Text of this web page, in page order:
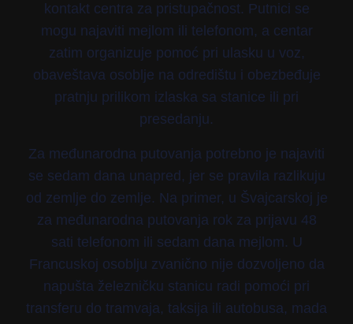
kontakt centra za pristupačnost. Putnici se
mogu najaviti mejlom ili telefonom, a centar
zatim organizuje pomoć pri ulasku u voz,
obaveštava osoblje na odredištu i obezbeđuje
pratnju prilikom izlaska sa stanice ili pri
presedanju.
Za međunarodna putovanja potrebno je najaviti
se sedam dana unapred, jer se pravila razlikuju
od zemlje do zemlje. Na primer, u Švajcarskoj je
za međunarodna putovanja rok za prijavu 48
sati telefonom ili sedam dana mejlom. U
Francuskoj osoblju zvanično nije dozvoljeno da
napušta železničku stanicu radi pomoći pri
transferu do tramvaja, taksija ili autobusa, mada